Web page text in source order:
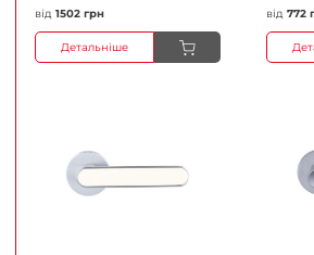
від 1502 грн
Детальніше
від 772